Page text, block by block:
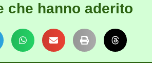
che hanno aderito